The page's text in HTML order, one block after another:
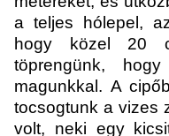
a teljes hólepel,
hogy közel 20
töprengünk,
magunkkal. A
tocsogtunk a vizes
volt, neki egy